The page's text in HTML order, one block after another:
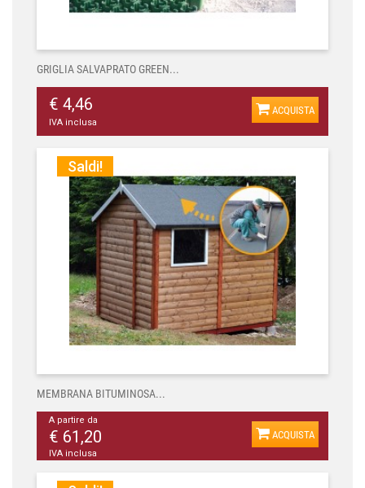
GRIGLIA SALVAPRATO GREEN...
€ 4,46
IVA inclusa
ACQUISTA
Saldi!
MEMBRANA BITUMINOSA...
A partire da
€ 61,20
IVA inclusa
ACQUISTA